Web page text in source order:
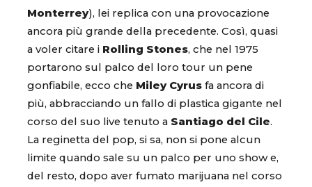
Monterrey), lei replica con una provocazione
ancora più grande della precedente. Così, quasi
a voler citare i Rolling Stones, che nel 1975
portarono sul palco del loro tour un pene
gonfiabile, ecco che Miley Cyrus fa ancora di
più, abbracciando un fallo di plastica gigante nel
corso del suo live tenuto a Santiago del Cile.
La reginetta del pop, si sa, non si pone alcun
limite quando sale su un palco per uno show e,
del resto, dopo aver fumato marijuana nel corso